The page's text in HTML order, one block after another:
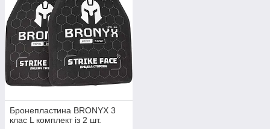
Бронепластина BRONYX 3
клас L комплект із 2 шт.